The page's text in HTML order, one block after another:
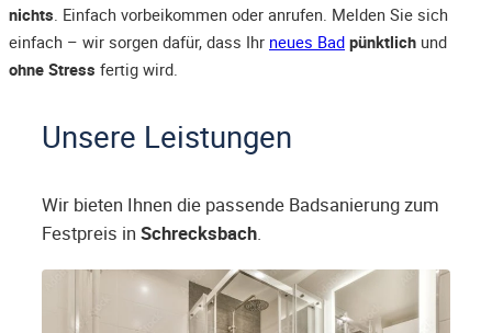
nichts. Einfach vorbeikommen oder anrufen. Melden Sie sich
einfach – wir sorgen dafür, dass Ihr neues Bad pünktlich und
ohne Stress fertig wird.
Unsere Leistungen
Wir bieten Ihnen die passende Badsanierung zum
Festpreis in Schrecksbach.